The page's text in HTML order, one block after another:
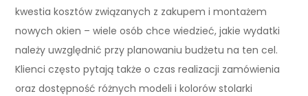
kwestia kosztów związanych z zakupem i montażem
nowych okien – wiele osób chce wiedzieć, jakie wydatki
należy uwzględnić przy planowaniu budżetu na ten cel.
Klienci często pytają także o czas realizacji zamówienia
oraz dostępność różnych modeli i kolorów stolarki